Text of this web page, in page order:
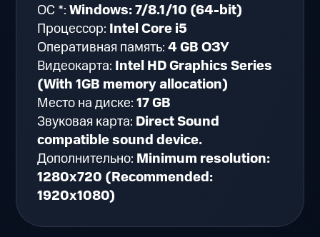
ОС *:Windows: 7/8.1/10 (64-bit)
Процессор: Intel Core i5
Оперативная память:4 GB ОЗУ
Видеокарта: Intel HD Graphics Series
(With 1GB memory allocation)
Место на диске:17 GB
Звуковая карта: Direct Sound
compatible sound device.
Дополнительно: Minimum resolution:
1280x720 (Recommended:
1920x1080)